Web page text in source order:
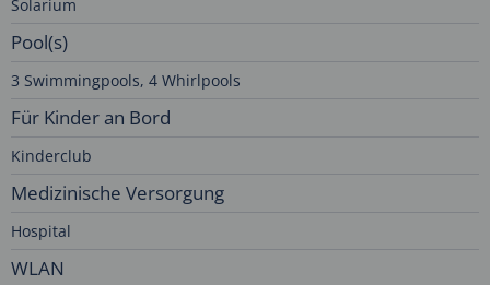
Solarium
Pool(s)
3 Swimmingpools, 4 Whirlpools
Für Kinder an Bord
Kinderclub
Medizinische Versorgung
Hospital
WLAN